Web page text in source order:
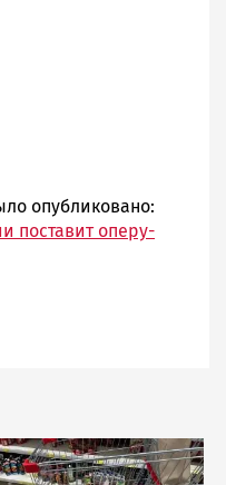
опубликовано:
поставит оперу-